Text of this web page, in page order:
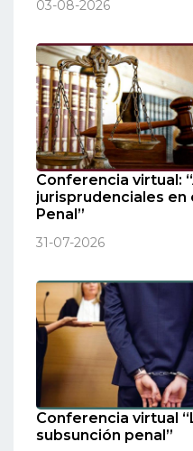
03-08-2026
Conferencia virtual:
jurisprudenciales en
Penal”
31-07-2026
Conferencia virtual
subsunción penal”